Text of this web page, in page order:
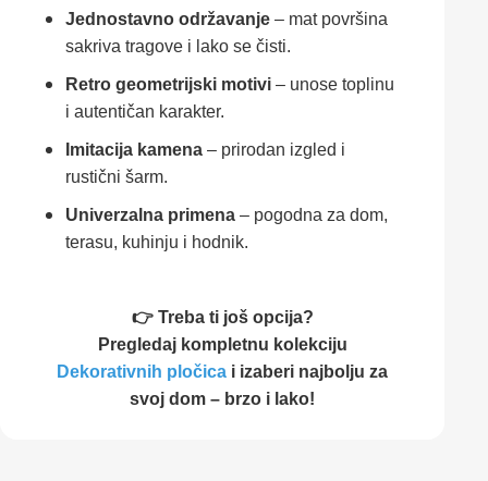
Jednostavno održavanje – mat površina
sakriva tragove i lako se čisti.
Retro geometrijski motivi – unose toplinu
i autentičan karakter.
Imitacija kamena – prirodan izgled i
rustični šarm.
Univerzalna primena – pogodna za dom,
terasu, kuhinju i hodnik.
👉 Treba ti još opcija?
Pregledaj kompletnu kolekciju
Dekorativnih pločica i izaberi najbolju za
svoj dom – brzo i lako!